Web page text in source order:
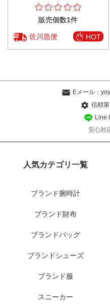
販売個数1件
佐川急便 HOT
Eメール：
信頼
Line
安心対
人気カテゴリ一覧
ブランド腕時計
ブランド財布
ブランドバッグ
ブランドシューズ
ブランド服
スニーカー